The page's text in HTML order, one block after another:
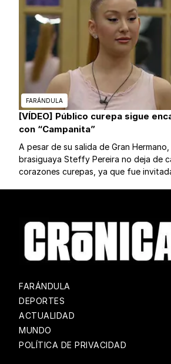
FARÁNDULA
[VÍDEO] Público curepa sigue
con “Campanita”
A pesar de su salida de Gran Hermano,
brasiguaya Steffy Pereira no deja de
corazones curepas, ya que fue
FARÁNDULA
DEPORTES
ACTUALIDAD
MUNDO
POLÍTICA DE PRIVACIDAD